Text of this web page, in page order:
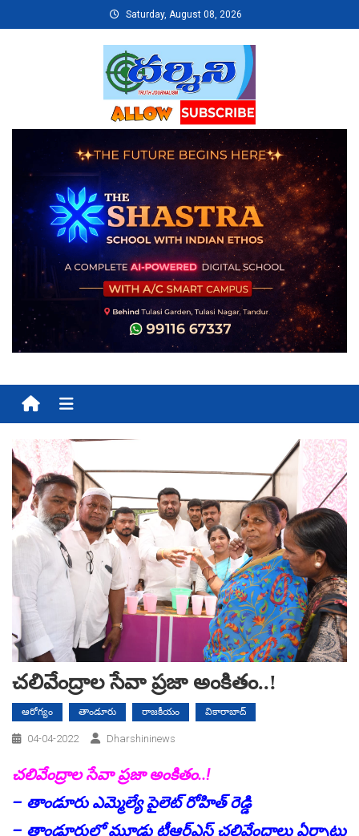
to
Saturday, August 08, 2026
Menu
చలివేంద్రాల సేవా ప్రజా అంకితం..!
ఆరోగ్యం తాండూరు రాజకీయం వికారాబాద్
04-04-2022 Dharshininews
చలివేంద్రాల సేవా ప్రజా అంకితం..!
– తాండూరు ఎమ్మెల్యే పైలెట్ రోహిత్ రెడ్డి
– తాండూరులో మూడు టీఆర్ఎస్ చలివేంద్రాలు ఏర్పాటు